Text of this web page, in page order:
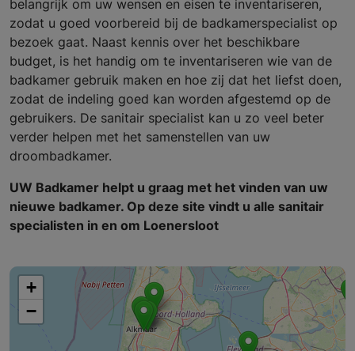
belangrijk om uw wensen en eisen te inventariseren,
zodat u goed voorbereid bij de badkamerspecialist op
bezoek gaat. Naast kennis over het beschikbare
budget, is het handig om te inventariseren wie van de
badkamer gebruik maken en hoe zij dat het liefst doen,
zodat de indeling goed kan worden afgestemd op de
gebruikers. De sanitair specialist kan u zo veel beter
verder helpen met het samenstellen van uw
droombadkamer.
UW Badkamer helpt u graag met het vinden van uw
nieuwe badkamer. Op deze site vindt u alle sanitair
specialisten in en om Loenersloot
+
−